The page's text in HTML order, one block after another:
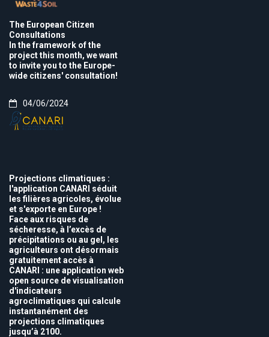
The European Citizen
Consultations
In the framework of the
project this month, we want
to invite you to the Europe-
wide citizens' consultation!
04/06/2024
Projections climatiques :
l'application CANARI séduit
les filières agricoles, évolue
et s'exporte en Europe !
Face aux risques de
sécheresse, à l’excès de
précipitations ou au gel, les
agriculteurs ont désormais
gratuitement accès à
CANARI : une application web
open source de visualisation
d'indicateurs
agroclimatiques qui calcule
instantanément des
projections climatiques
jusqu’à 2100.